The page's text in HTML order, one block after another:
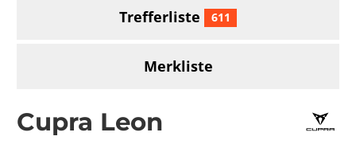
Trefferliste 611
Merkliste
Cupra Leon